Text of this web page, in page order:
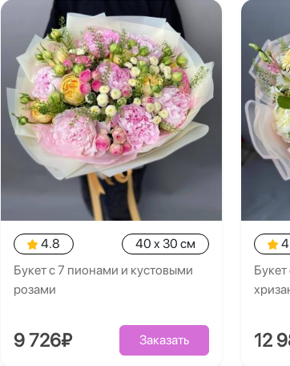
4.8
40 x 30 см
Букет с 7 пионами и кустовыми
розами
9 726₽ Заказать
Букет
12